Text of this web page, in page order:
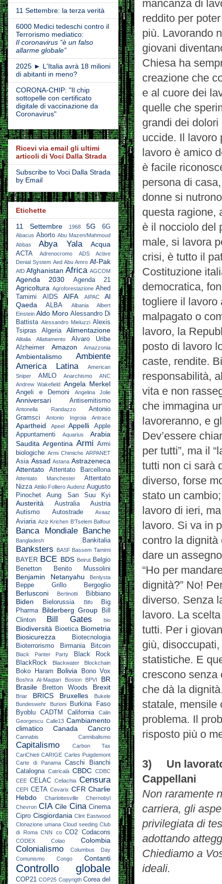
mancanza di
reddito per
più. Lavorando
giovani
Chiesa ha
creazione che
e al cuore dei
quelle che
grandi dei
uccide. Il lavoro
lavoro è amico
è facile
persona di
donne si
questa ragione,
è il nocciolo del
male, si lavora
crisi, è tutto il
Costituzione
democratica,
togliere il lavoro
malpagato o
lavoro, la
posto di lavoro
caste, rendite.
responsabilità,
vita e non
che immagina
lavoreranno, e
Dev’essere
per tutti”, ma il
tutti non ci sarà
diverso, forse
stato un
lavoro di ieri,
lavoro. Si va in
contro la
dare un
“Ho per
dignità?” No!
diverso. Senza
lavoro. La
tutti. Per i
giù,
statistiche. E
crescono senza
che dà la
statale, mensile
problema. Il
risposto più o
3) Un
Cappellani
Non raramente
carriera, gli
privilegiata di
adottando
Chiediamo a
ideali.
11 Settembre: la terza verità
6000 Medici tedeschi contro il
Terrorismo mediatico:
Il coronavirus “è un falso
allarme globale”
2025 ► L'Italia avrà 18 milioni
di abitanti in meno?
CORONA-CHIP: "Il chip
sottopelle con certificato
digitale di vaccinazione da
Coronavirus"
Ricevi via email gli ultimi
articoli di Voci Dalla Strada
Subscribe to Voci Dalla Strada
by Email
Etichette
11 Settembre
1968 5G 6G
Abacus Aborto Abu Mazen/Mahmoud
Abbas
Abya Yala Acqua
ACTA Adrenocromo
ADS Active
Denial System Aed Abu Amro Af-Pak
AfD Afghanistan Africa AGCOM
Agenda 2030 Agenda 21
Agricoltura Agroforestazione Ahed
Tamimi
AIDS AIFA AIPAC
Al
Qaeda
ALBA Albania
Albert
Einstein Aldo Moro Alessandro Di
Battista Alessandro Mieluzzi Alexis
Tsipras
Algeria Alimentazione
Alitalia Allattamento
Alvaro Uribe
Alzheimer
Amazon Amazzonia
Ambientalismo
Ambiente
America Latina
American
Sniper
AMLO Anarchismo
ANC
Andrew Wakefield Angela Merkel
Angeli e Demoni Angelina Jolie
Anniversari Antisemitismo
Antonella Randazzo
Antonio
Gramsci
Antonio Ingroia Antrace
Apartheid Apeel Appelli
Apple
Appuntamenti
Aquarius
Arabia
Saudita Argentina Armi Armi
biologiche Armi Chimiche ARPANET
Asia Assad Astana Astrazeneca
Attentato
Attentato Barcellona
Attentato Manchester
Attentato
Nizza Attilio Folliero Audenz Augusto
Pinochet
Aung San Suu Kyi
Austerità Australia
Austria
Autismo
Autostrade Avaaz
Aviaria Aziz Krichen B’Tselem Balfour
Banca Mondiale Banche
Bangladesh Bankitalia
Banksters BASF Bassem Tamimi
BAYER BCE BDS Beirut Belgio
Benetton
Benito Mussolini
Benjamin Netanyahu Benlysta
Beppe Grillo Bergoglio
Berlusconi Bertinotti Bibbiano
Biden Bielorussia Bifo
Big
Pharma
Bilderberg Group
Bill
Clinton
Bill Gates bio
Biodiversità Bioetica Biometria
Biosicurezza
Biotecnologia
Bioterrorismo
Birmania Bitcoin
Black Panter Party
Black Rock
BlackRock
Blackwater Blockchain
Boko Haram Bolivia Bono Vox
Boshra Al-Maqtari Boston BPVI
BR
Brasile
Bretton Woods Brexit
Briar BRICS Bruxelles
Bukele
Bundeswehr
Burioni
Burkina Faso
Byoblu
CADTM California
Calin
Georgescu Calle13 Cambiamento
climatico
Canada Cancro
Cannabis Cannibalismo
Capitalismo
Carbon Tax
CariChieti CARIGE Carles Puigdemont
Carte di Panama
Caschi Bianchi
Catalogna Catricalà CBDC CDBC
CEE CELAC Celiachia Censura
CEPI CETA Cevarix CFR Charlie
Hebdo
Charlottesville
Chernobyl
Chevron CIA Cile Cina Cinema
Cipro Cisgiordania Clint Eastwood
Clonazione umana Cloud seeding Club
di Roma CNN co CO2 Codacons
CODEX Colao Colombia
Colonialismo
Columbus Day
Comunismo
Congo Contanti
Controllo globale
COP21 COP25 Copyrigth Corea del